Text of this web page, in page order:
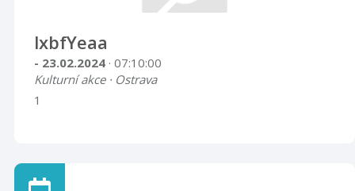
lxbfYeaa
- 23.02.2024 · 07:10:00
Kulturní akce · Ostrava
1